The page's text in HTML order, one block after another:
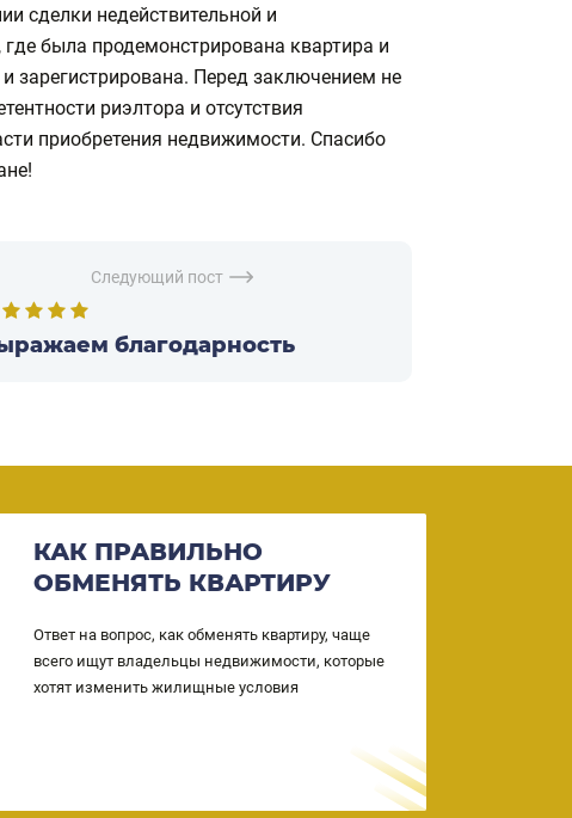
сделки недействительной и
была продемонстрирована квартира и
зарегистрирована. Перед заключением не
риэлтора и отсутствия
приобретения недвижимости. Спасибо
Следующий пост
благодарность
КАК ПРАВИЛЬНО
ОБМЕНЯТЬ КВАРТИРУ
Ответ на вопрос, как обменять квартиру, чаще
всего ищут владельцы недвижимости, которые
хотят изменить жилищные условия